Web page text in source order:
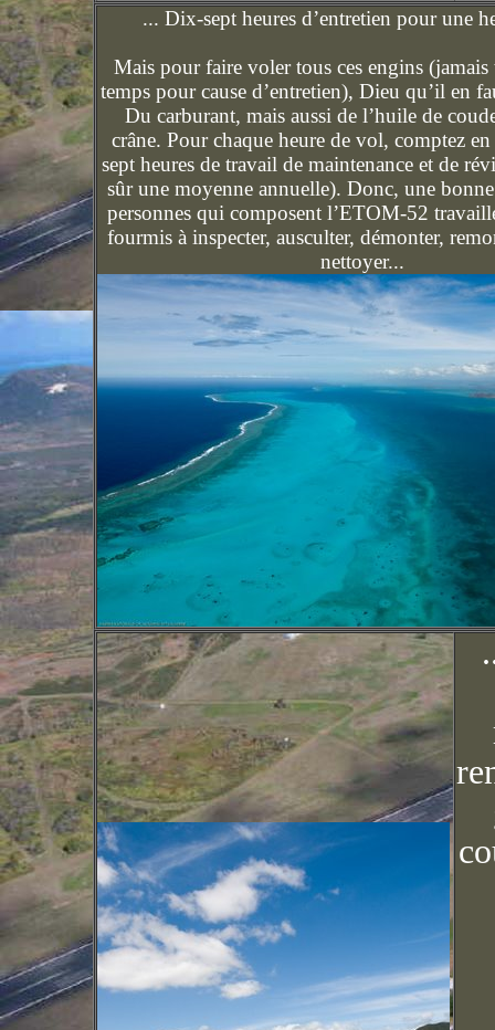
... Dix-sept heures d’entretien pour une
Mais pour faire voler tous ces engins (jamais
temps pour cause d’entretien), Dieu qu’il en
Du carburant, mais aussi de l’huile de
crâne. Pour chaque heure de vol, comptez
sept heures de travail de maintenance et de
sûr une moyenne annuelle). Donc, une
personnes qui composent l’ETOM-52
fourmis à inspecter, ausculter, démonter,
nettoyer...